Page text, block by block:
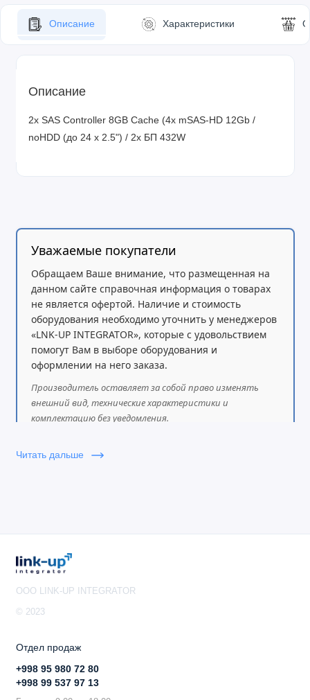
Описание Характеристики
Описание
2x SAS Controller 8GB Cache (4x mSAS-HD 12Gb /
noHDD (до 24 x 2.5") / 2x БП 432W
Уважаемые покупатели
Обращаем Ваше внимание, что размещенная на
данном сайте справочная информация о товарах
не является офертой. Наличие и стоимость
оборудования необходимо уточнить у менеджеров
«LNK-UP INTEGRATOR», которые с удовольствием
помогут Вам в выборе оборудования и
оформлении на него заказа.
Производитель оставляет за собой право изменять
внешний вид, технические характеристики и
комплектацию без уведомления.
Читать дальше
OOO LINK-UP INTEGRATOR
© 2023
Отдел продаж
+998 95 980 72 80
+998 99 537 97 13